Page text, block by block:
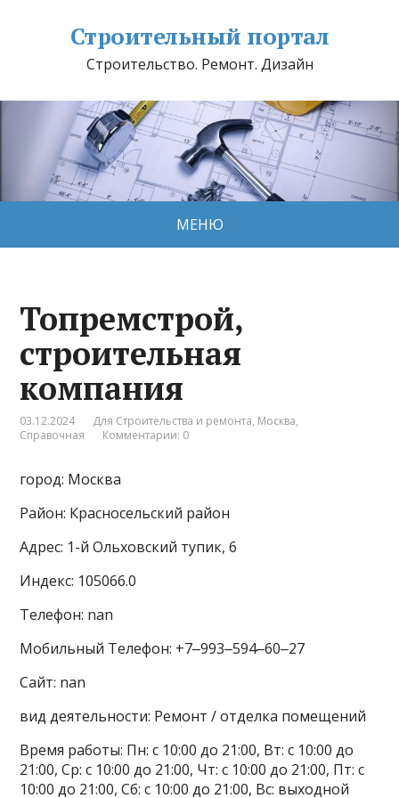
Строительный портал
Строительство. Ремонт. Дизайн
МЕНЮ
Топремстрой,
строительная
компания
03.12.2024 Для Строительства и ремонта, Москва,
Справочная
Комментарии: 0
город: Москва
Район: Красносельский район
Адрес: 1-й Ольховский тупик, 6
Индекс: 105066.0
Телефон: nan
Мобильный Телефон: +7‒993‒594‒60‒27
Сайт: nan
вид деятельности: Ремонт / отделка помещений
Время работы: Пн: с 10:00 до 21:00, Вт: с 10:00 до
21:00, Ср: с 10:00 до 21:00, Чт: с 10:00 до 21:00, Пт: с
10:00 до 21:00, Сб: с 10:00 до 21:00, Вс: выходной